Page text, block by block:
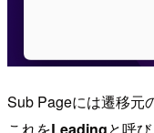
Sub Pageには遷移元